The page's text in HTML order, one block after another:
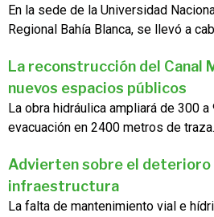
En la sede de la Universidad
Regional Bahía Blanca, se llevó a
La reconstrucción del Canal
nuevos espacios públicos
La obra hidráulica ampliará de 300
evacuación en 2400 metros de
Advierten sobre el deterioro
infraestructura
La falta de mantenimiento vial e